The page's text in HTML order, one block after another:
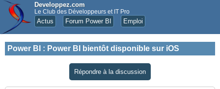
Developpez.com
Le Club des Développeurs et IT Pro
Actus Forum Power BI Emploi
Power BI : Power BI bientôt disponible sur iOS
Répondre à la discussion